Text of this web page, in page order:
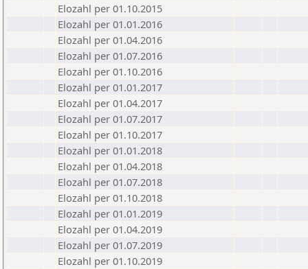
Elozahl per 01.10.2015
Elozahl per 01.01.2016
Elozahl per 01.04.2016
Elozahl per 01.07.2016
Elozahl per 01.10.2016
Elozahl per 01.01.2017
Elozahl per 01.04.2017
Elozahl per 01.07.2017
Elozahl per 01.10.2017
Elozahl per 01.01.2018
Elozahl per 01.04.2018
Elozahl per 01.07.2018
Elozahl per 01.10.2018
Elozahl per 01.01.2019
Elozahl per 01.04.2019
Elozahl per 01.07.2019
Elozahl per 01.10.2019